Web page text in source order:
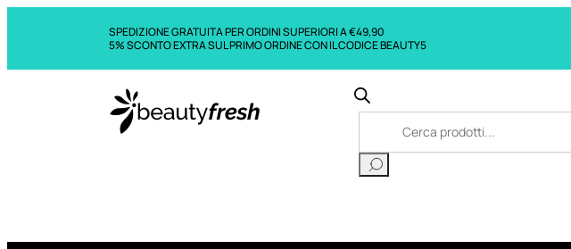
SPEDIZIONE GRATUITA PER ORDINI SUPERIORI A €49,90
5% SCONTO EXTRA SUL PRIMO ORDINE CON IL CODICE BEAUTY5